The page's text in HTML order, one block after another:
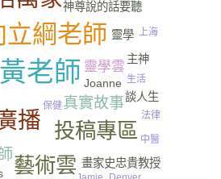
黃老師
立綱老師
播 投稿專區
藝術雲
真實故事
靈學雲
畫家史忠貴教授
Joanne
神尊說的話要聽
靈學
主神
談人生
保健
上海
生活
法律
中醫